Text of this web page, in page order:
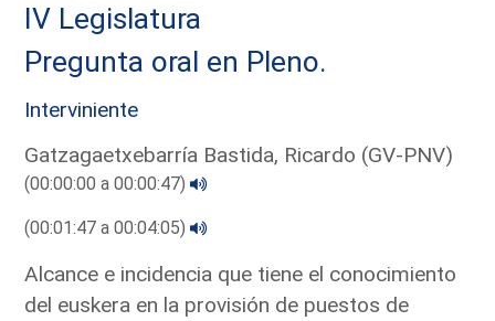
IV Legislatura
Pregunta oral en Pleno.
Interviniente
Gatzagaetxebarría Bastida, Ricardo (GV-PNV)
(00:00:00 a 00:00:47)
(00:01:47 a 00:04:05)
Alcance e incidencia que tiene el conocimiento
del euskera en la provisión de puestos de